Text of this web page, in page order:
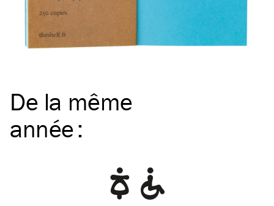
De la même
année: